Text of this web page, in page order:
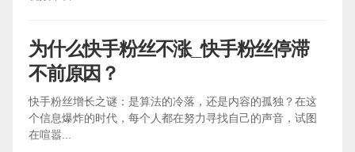
为什么快手粉丝不涨_快手粉丝停滞
不前原因？
快手粉丝增长之谜：是算法的冷落，还是内容的孤独？在这
个信息爆炸的时代，每个人都在努力寻找自己的声音，试图
在喧嚣...